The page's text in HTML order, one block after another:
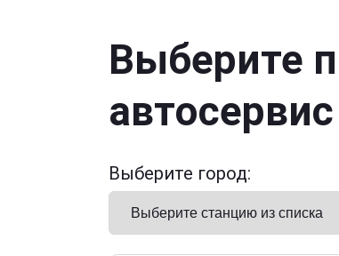
Выберите
автосервис
Выберите город: